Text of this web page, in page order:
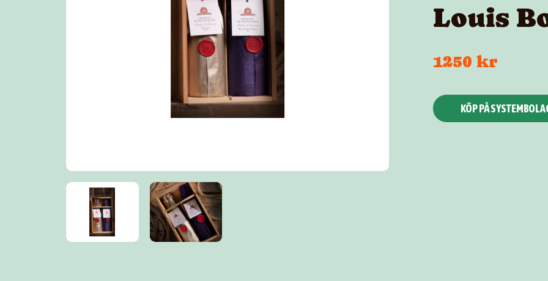
Louis
1250 kr
KÖP PÅ